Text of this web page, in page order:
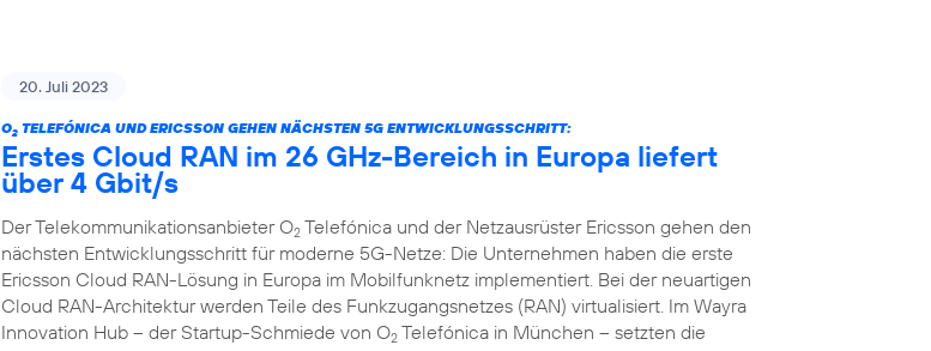
20. Juli 2023
O2 TELEFÓNICA UND ERICSSON GEHEN NÄCHSTEN 5G ENTWICKLUNGSSCHRITT:
Erstes Cloud RAN im 26 GHz-Bereich in Europa liefert
über 4 Gbit/s
Der Telekommunikationsanbieter O2 Telefónica und der Netzausrüster Ericsson gehen den
nächsten Entwicklungsschritt für moderne 5G-Netze: Die Unternehmen haben die erste
Ericsson Cloud RAN-Lösung in Europa im Mobilfunknetz implementiert. Bei der neuartigen
Cloud RAN-Architektur werden Teile des Funkzugangsnetzes (RAN) virtualisiert. Im Wayra
Innovation Hub – der Startup-Schmiede von O2 Telefónica in München – setzten die